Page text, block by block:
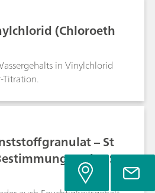
(Chloroeth
in Vinylchlorid
Titration.
– St
nach AS